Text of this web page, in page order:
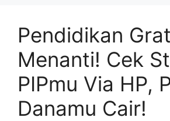
Pendidikan
Menanti! Cek
PIPmu Via HP,
Danamu Cair!